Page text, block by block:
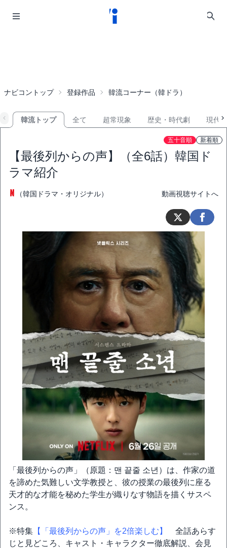
ナビコントップ 登録作品 韓流コーナー（韓ドラ）
韓流トップ 全て 超常現象 歴史・時代劇 現代
五十音順 新着順
【最後列からの声】（全6話）韓国ド
ラマ紹介
（韓国ドラマ・オリジナル） 動画視聴サイトへ
「最後列からの声」（原題：맨 끝줄 소년）は、作家の道
を諦めた気難しい文学教授と、彼の授業の最後列に座る
天才的な才能を秘めた学生が織りなす物語を描くサスペ
ンス。
※特集 【「最後列からの声」を2倍楽しむ】
全話あらす
じと見どころ、キャスト・キャラクター徹底解説、会見